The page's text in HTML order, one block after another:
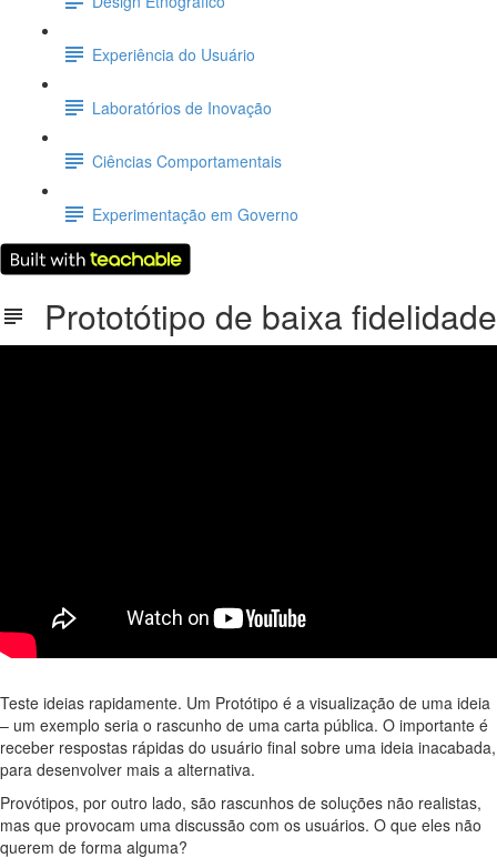
Experiência do Usuário
Laboratórios de Inovação
Ciências Comportamentais
Experimentação em Governo
Prototótipo de baixa fidelidade
Teste ideias rapidamente. Um Protótipo é a visualização de uma ideia
– um exemplo seria o rascunho de uma carta pública. O importante é
receber respostas rápidas do usuário final sobre uma ideia inacabada,
para desenvolver mais a alternativa.
Provótipos, por outro lado, são rascunhos de soluções não realistas,
mas que provocam uma discussão com os usuários. O que eles não
querem de forma alguma?